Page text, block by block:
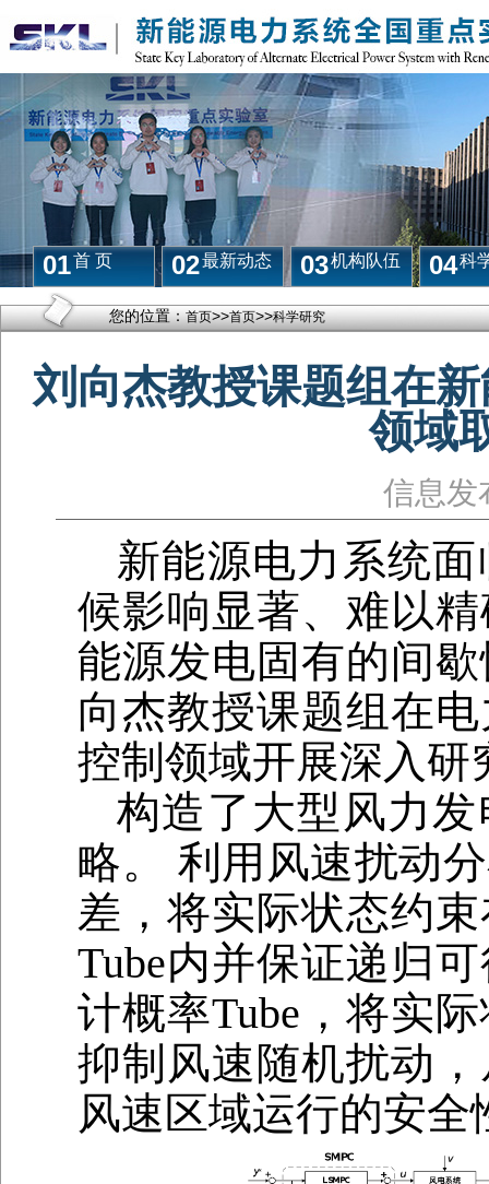
01首 页 02最新动态 03机构队伍 04科
您的位置：首页>>首页>>科学研究
刘向杰教授课题组在
领域
信息发
新能源电力系统
候影响显著、难以
能源发电固有的间
向杰教授课题组在
控制领域开展深入研
构造了大型风力
略。 利用风速扰动
差，将实际状态约
Tube内并保证递归
计概率Tube，将实
抑制风速随机扰动
风速区域运行的安全